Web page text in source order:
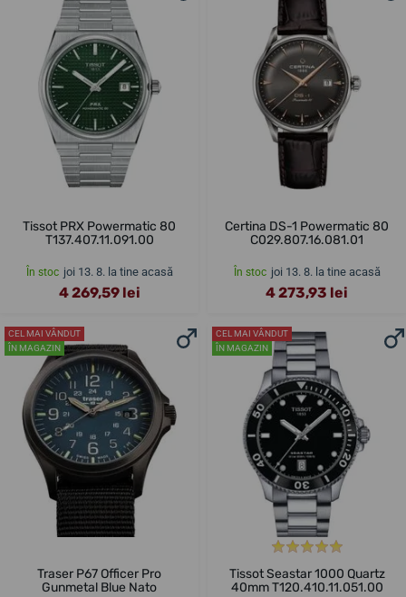
Tissot PRX Powermatic 80
T137.407.11.091.00
În stoc joi 13. 8. la tine acasă
4 269,59 lei
Certina DS-1 Powermatic 80
C029.807.16.081.01
În stoc joi 13. 8. la tine acasă
4 273,93 lei
CEL MAI VÂNDUT
ÎN MAGAZIN
Traser P67 Officer Pro
Gunmetal Blue Nato
CEL MAI VÂNDUT
ÎN MAGAZIN
Tissot Seastar 1000 Quartz
40mm T120.410.11.051.00